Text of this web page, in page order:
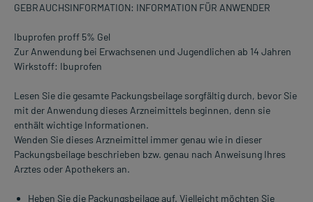
GEBRAUCHSINFORMATION: INFORMATION FÜR ANWENDER
Ibuprofen proff 5% Gel
Zur Anwendung bei Erwachsenen und Jugendlichen ab 14 Jahren
Wirkstoff: Ibuprofen
Lesen Sie die gesamte Packungsbeilage sorgfältig durch, bevor Sie
mit der Anwendung dieses Arzneimittels beginnen, denn sie
enthält wichtige Informationen.
Wenden Sie dieses Arzneimittel immer genau wie in dieser
Packungsbeilage beschrieben bzw. genau nach Anweisung Ihres
Arztes oder Apothekers an.
Heben Sie die Packungsbeilage auf. Vielleicht möchten Sie